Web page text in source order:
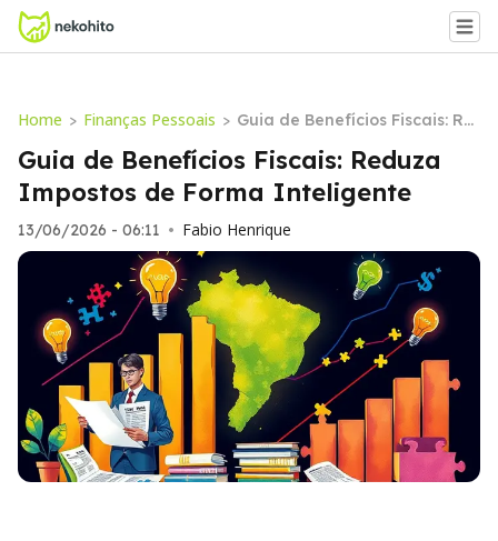
Home > Finanças Pessoais > Guia de Benefícios Fiscais: Re
duza Impostos de Forma Inte
ligente
Guia de Benefícios Fiscais: Reduza
Impostos de Forma Inteligente
13/06/2026 - 06:11 • Fabio Henrique